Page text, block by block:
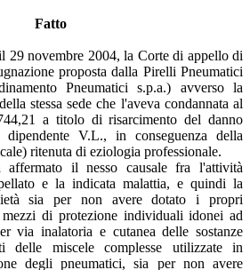
Fatto
29 novembre 2004, la Corte di appello di
proposta dalla Pirelli Pneumatici
Pneumatici s.p.a.) avverso la
stessa sede che l'aveva condannata al
a titolo di risarcimento del danno
V.L., in conseguenza della
ritenuta di eziologia professionale.
il nesso causale fra l'attività
e la indicata malattia, e quindi la
sia per non avere dotato i propri
mezzi di protezione individuali idonei ad
via inalatoria e cutanea delle sostanze
delle miscele complesse utilizzate in
degli pneumatici, sia per non avere